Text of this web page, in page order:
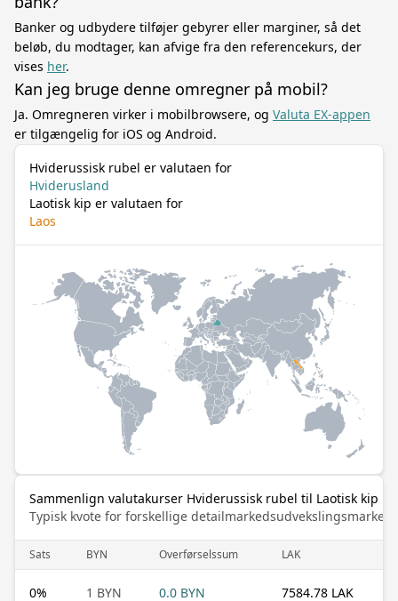
Banker og udbydere tilføjer gebyrer eller marginer, så det
beløb, du modtager, kan afvige fra den referencekurs, der
vises her.
Kan jeg bruge denne omregner på mobil?
Ja. Omregneren virker i mobilbrowsere, og Valuta EX-appen
er tilgængelig for iOS og Android.
Hviderussisk rubel er valutaen for
Hviderusland
Laotisk kip er valutaen for
Laos
Sammenlign valutakurser Hviderussisk rubel til Laotisk kip
Typisk kvote for forskellige
Sats BYN Overførselssum LAK
0% 1 BYN 0.0 BYN 7584.78 LAK